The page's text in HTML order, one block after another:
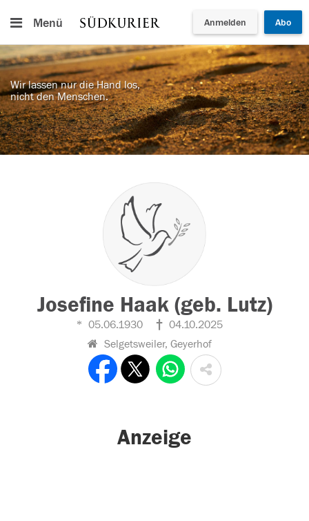
Menü Anmelden Abo
Wir lassen nur die Hand los,
nicht den Menschen.
Josefine Haak (geb. Lutz)
05.06.1930
04.10.2025
Selgetsweiler, Geyerhof
Anzeige